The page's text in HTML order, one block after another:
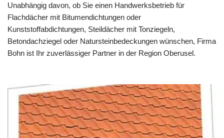
Unabhängig davon, ob Sie einen Handwerksbetrieb für
Flachdächer mit Bitumendichtungen oder
Kunststoffabdichtungen, Steildächer mit Tonziegeln,
Betondachziegel oder Natursteinbedeckungen wünschen, Firma
Bohn ist Ihr zuverlässiger Partner in der Region Oberusel.